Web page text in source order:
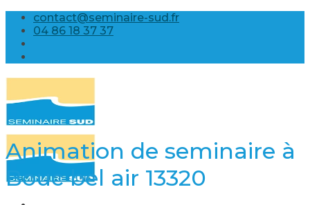
Skip
content
contact@seminaire-sud.fr
04 86 18 37 37
Animation de seminaire à
Bouc bel air 13320